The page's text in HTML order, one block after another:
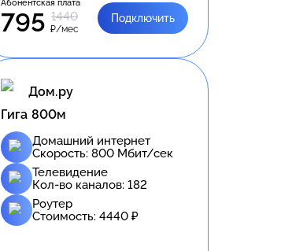
Абонентская плата
795 1440
₽/мес
Подключить
Дом.ру
Гига 800м
Домашний интернет
Скорость: 800 Мбит/сек
Телевидение
Кол-во каналов: 182
Роутер
Стоимость: 4440 ₽